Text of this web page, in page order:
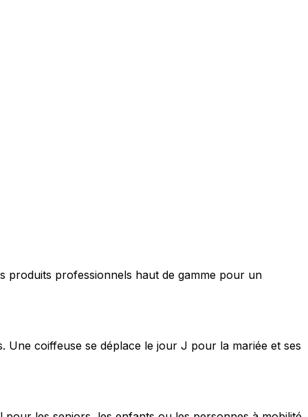
produits professionnels haut de gamme pour un
Une coiffeuse se déplace le jour J pour la mariée et ses